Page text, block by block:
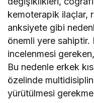
kemoterapik ilaçlar,
anksiyete gibi
önemli yere sahiptir.
incelenmesi
Bu nedenle erkek
özelinde
yürütülmesi